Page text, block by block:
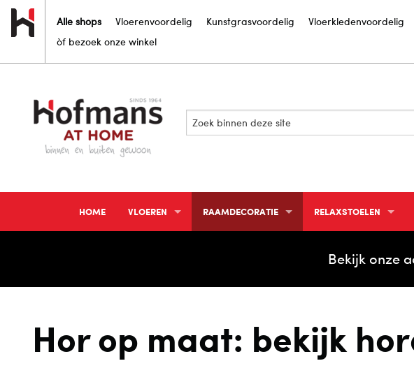
Alle shops Vloerenvoordelig Kunstgrasvoordelig Vloerkledenvoordelig
òf bezoek onze winkel
folder
HOME VLOEREN RAAMDECORATIE
ZONWERING BUITEN
RAAMHORREN EN HORDEUREN
RELAXSTOELEN
STOEL OP MAAT
Bekijk onze
Hor op maat: bekijk